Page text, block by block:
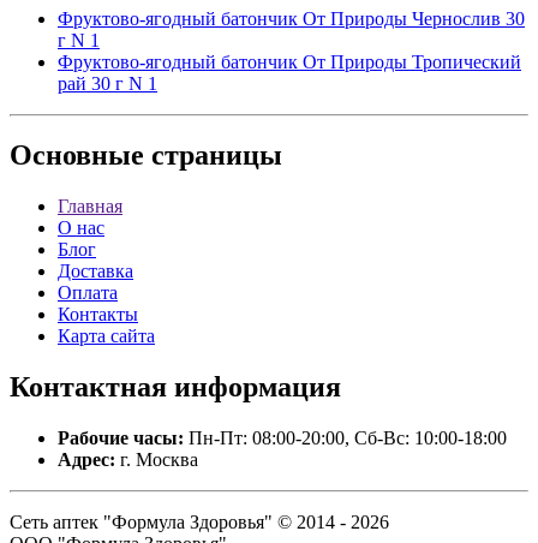
Фруктово-ягодный батончик От Природы Чернослив 30
г N 1
Фруктово-ягодный батончик От Природы Тропический
рай 30 г N 1
Основные страницы
Главная
О нас
Блог
Доставка
Оплата
Контакты
Карта сайта
Контактная информация
Рабочие часы: Пн-Пт: 08:00-20:00, Сб-Вс: 10:00-18:00
Адрес: г. Москва
Сеть аптек "Формула Здоровья" © 2014 - 2026